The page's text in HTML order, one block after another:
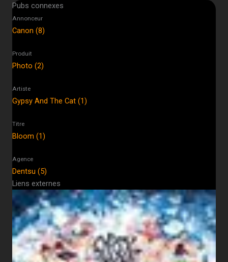
Pubs connexes
Annonceur
Canon (8)
Produit
Photo (2)
Artiste
Gypsy And The Cat (1)
Titre
Bloom (1)
Agence
Dentsu (5)
Liens externes